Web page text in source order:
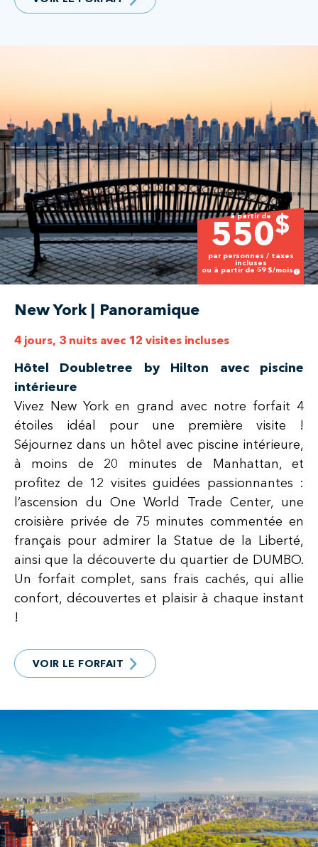
à partir de
550$
par personnes / taxes
incluses
ou à partir de 59$/mois
New York | Panoramique
4 jours, 3 nuits avec 12 visites incluses
Hôtel Doubletree by Hilton avec piscine
intérieure
Vivez New York en grand avec notre forfait 4
étoiles idéal pour une première visite !
Séjournez dans un hôtel avec piscine intérieure,
à moins de 20 minutes de Manhattan, et
profitez de 12 visites guidées passionnantes :
l’ascension du One World Trade Center, une
croisière privée de 75 minutes commentée en
français pour admirer la Statue de la Liberté,
ainsi que la découverte du quartier de DUMBO.
Un forfait complet, sans frais cachés, qui allie
confort, découvertes et plaisir à chaque instant
!
VOIR LE FORFAIT